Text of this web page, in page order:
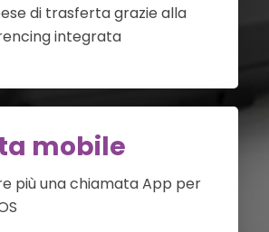
di trasferta grazie alla
integrata
mobile
più una chiamata App per